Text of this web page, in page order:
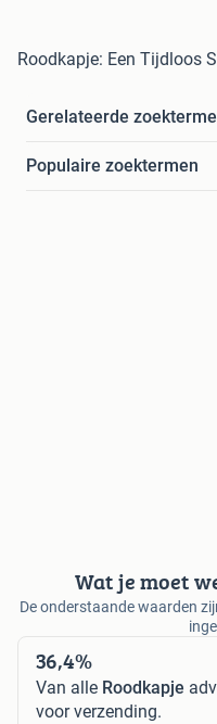
Roodkapje: Een Tijdloos
Gerelateerde
Populaire zoektermen
Wat je moet
De onderstaande waarden
36,4%
Van alle Roodkapje
voor verzending.